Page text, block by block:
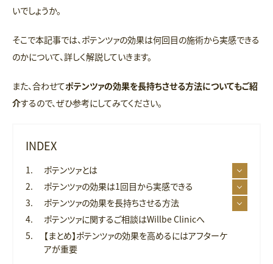
いでしょうか。
そこで本記事では、ポテンツァの効果は何回目の施術から実感できる
のかについて、詳しく解説していきます。
また、合わせてポテンツァの効果を長持ちさせる方法についてもご紹
介するので、ぜひ参考にしてみてください。
INDEX
ポテンツァとは
ポテンツァの効果は1回目から実感できる
ポテンツァの効果を長持ちさせる方法
ポテンツァに関するご相談はWillbe Clinicへ
【まとめ】ポテンツァの効果を高めるにはアフターケ
アが重要